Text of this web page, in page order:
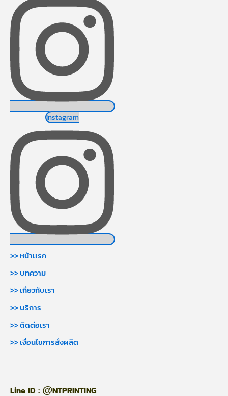
Instagram
>> หน้าเเรก
>> บทความ
>> เกี่ยวกับเรา
>> บริการ
>> ติดต่อเรา
>> เงื่อนไขการสั่งผลิต
Line ID : @NTPRINTING